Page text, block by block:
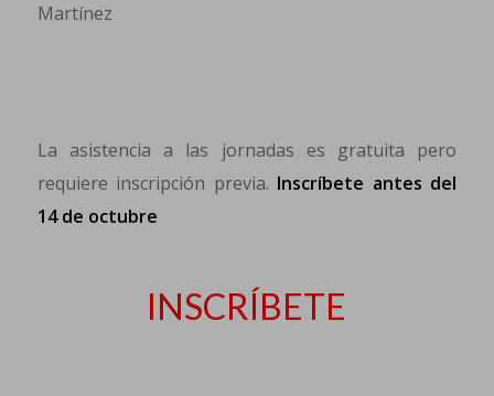
Martínez
La asistencia a las jornadas es gratuita pero
requiere inscripción previa. Inscríbete antes del
14 de octubre
INSCRÍBETE